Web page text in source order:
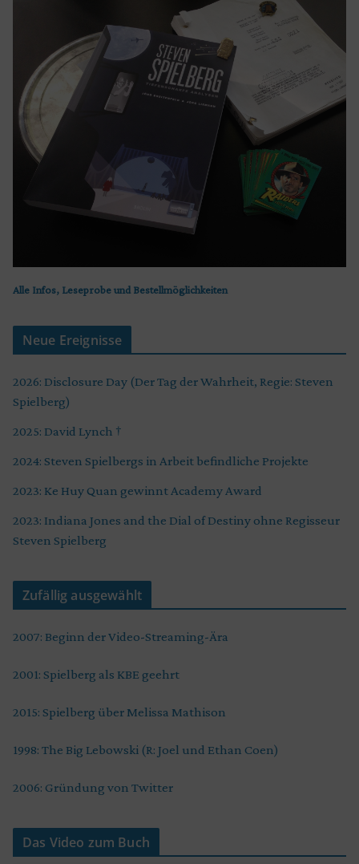
Alle Infos, Leseprobe und Bestellmöglichkeiten
Neue Ereignisse
2026: Disclosure Day (Der Tag der Wahrheit, Regie: Steven
Spielberg)
2025: David Lynch †
2024: Steven Spielbergs in Arbeit befindliche Projekte
2023: Ke Huy Quan gewinnt Academy Award
2023: Indiana Jones and the Dial of Destiny ohne Regisseur
Steven Spielberg
Zufällig ausgewählt
2007: Beginn der Video-Streaming-Ära
2001: Spielberg als KBE geehrt
2015: Spielberg über Melissa Mathison
1998: The Big Lebowski (R: Joel und Ethan Coen)
2006: Gründung von Twitter
Das Video zum Buch